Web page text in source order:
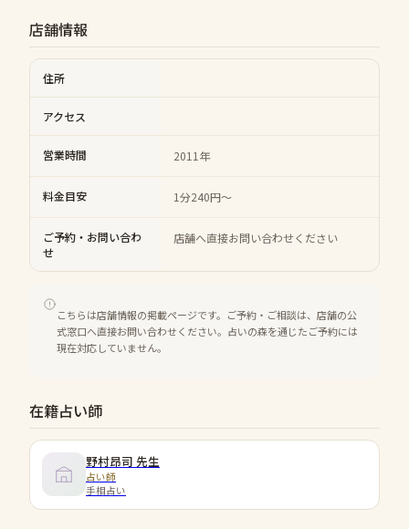
店舗情報
住所
アクセス
営業時間 2011年
料金目安 1分240円～
ご予約・お問い合わ
せ
店舗へ直接お問い合わせください
こちらは店舗情報の掲載ページです。ご予約・ご相談は、店舗の公
式窓口へ直接お問い合わせください。占いの森を通じたご予約には
現在対応していません。
在籍占い師
野村昂司 先生
占い師
手相占い